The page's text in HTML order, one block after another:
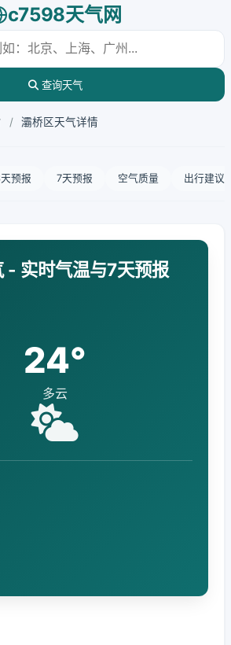
c7598天气网
查询天气
/ 灞桥区天气详情
预报 7天预报 空气质量 出行建议
- 实时气温与7天预报
24°
多云